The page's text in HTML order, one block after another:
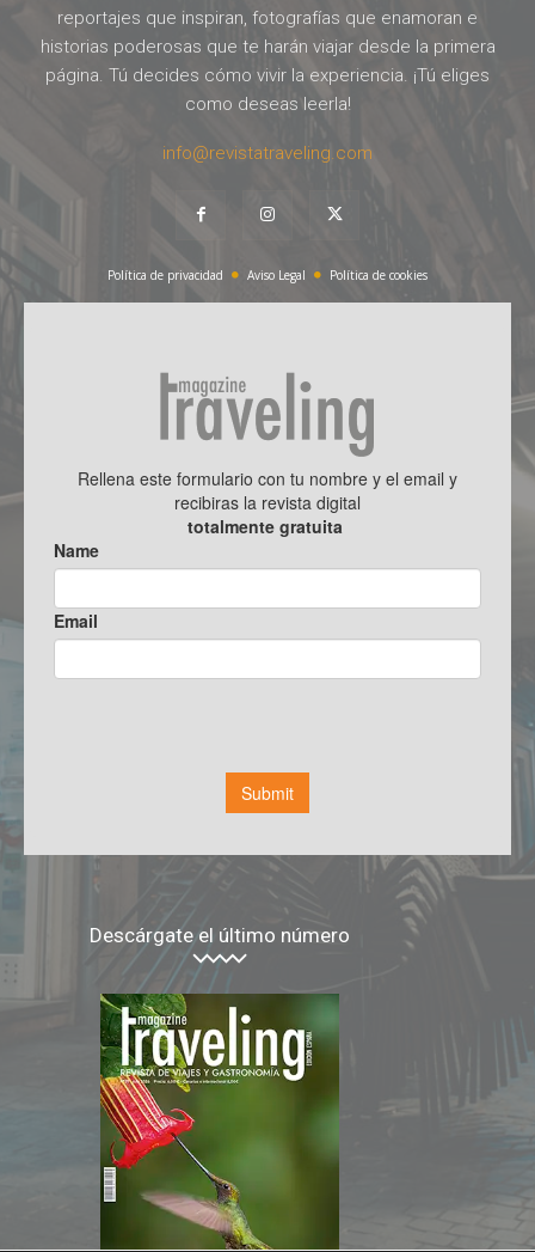
reportajes que inspiran, fotografías que enamoran e
historias poderosas que te harán viajar desde la primera
página. Tú decides cómo vivir la experiencia. ¡Tú eliges
como deseas leerla!
info@revistatraveling.com
Política de privacidad Aviso Legal Política de cookies
Descárgate el último número